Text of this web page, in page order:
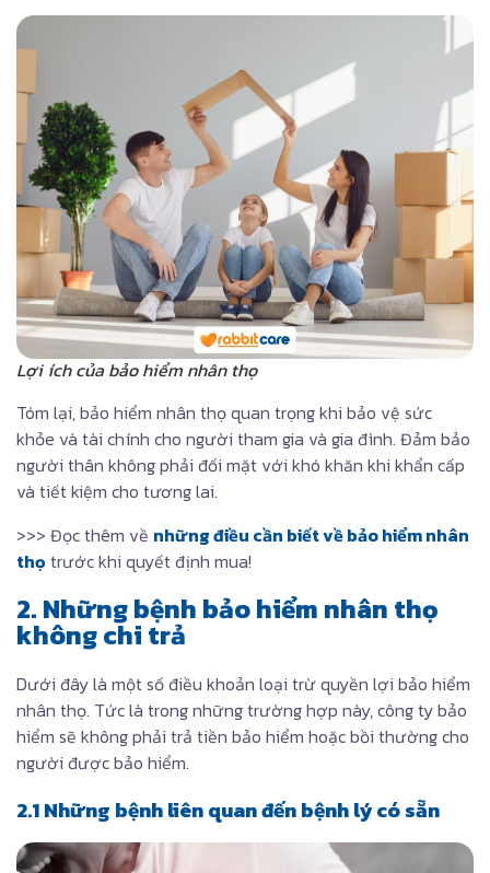
Lợi ích của bảo hiểm nhân thọ
Tóm lại, bảo hiểm nhân thọ quan trọng khi bảo vệ sức
khỏe và tài chính cho người tham gia và gia đình. Đảm bảo
người thân không phải đối mặt với khó khăn khi khẩn cấp
và tiết kiệm cho tương lai.
>>> Đọc thêm về những điều cần biết về bảo hiểm nhân
thọ trước khi quyết định mua!
2. Những bệnh bảo hiểm nhân thọ
không chi trả
Dưới đây là một số điều khoản loại trừ quyền lợi bảo hiểm
nhân thọ. Tức là trong những trường hợp này, công ty bảo
hiểm sẽ không phải trả tiền bảo hiểm hoặc bồi thường cho
người được bảo hiểm.
2.1 Những bệnh liên quan đến bệnh lý có sẵn